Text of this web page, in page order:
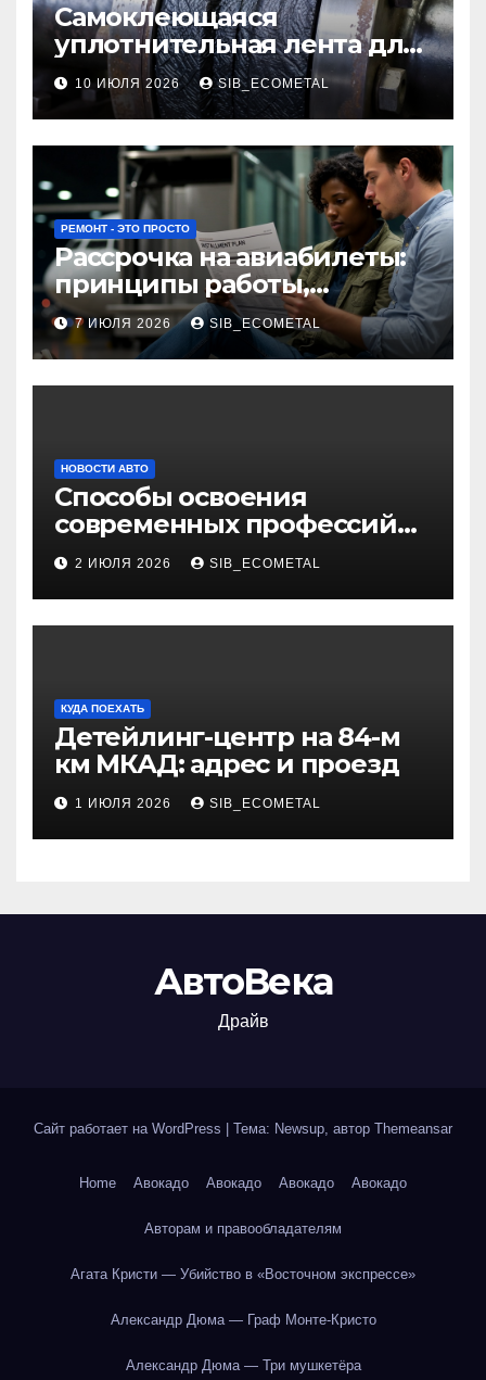
Самоклеющаяся
уплотнительная лента для
огнезащиты фланцевых
соединений
10 ИЮЛЯ 2026 SIB_ECOMETAL
РЕМОНТ - ЭТО ПРОСТО
Рассрочка на авиабилеты:
принципы работы,
требования и
потенциальные риски
7 ИЮЛЯ 2026 SIB_ECOMETAL
НОВОСТИ АВТО
Способы освоения
современных профессий
через онлайн-курсы
2 ИЮЛЯ 2026 SIB_ECOMETAL
КУДА ПОЕХАТЬ
Детейлинг-центр на 84-м
км МКАД: адрес и проезд
1 ИЮЛЯ 2026 SIB_ECOMETAL
АвтоВека
Драйв
Сайт работает на WordPress Тема: Newsup, автор Themeansar
Home Авокадо Авокадо Авокадо Авокадо
Авторам и правообладателям
Агата Кристи — Убийство в «Восточном экспрессе»
Александр Дюма — Граф Монте-Кристо
Александр Дюма — Три мушкетёра